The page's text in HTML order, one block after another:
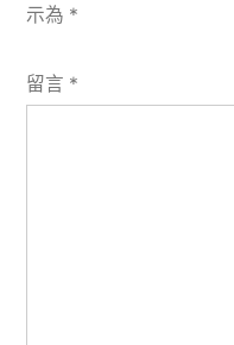
示為 *
留言 *